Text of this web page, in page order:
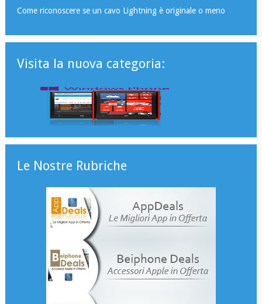
Come riconoscere se un cavo Lightning è originale o meno
Visita la nuova categoria:
Le Nostre Rubriche